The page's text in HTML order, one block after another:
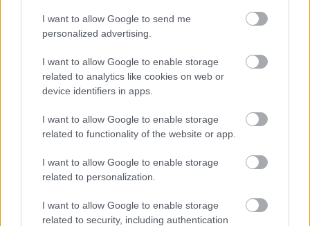
I want to allow Google to send me
personalized advertising.
I want to allow Google to enable storage
related to analytics like cookies on web or
device identifiers in apps.
I want to allow Google to enable storage
related to functionality of the website or app.
I want to allow Google to enable storage
related to personalization.
I want to allow Google to enable storage
related to security, including authentication
netreba vytvárať fabióny
dilatačné, resp. tesniace
pásy ako pri iných typoch
154502 154505